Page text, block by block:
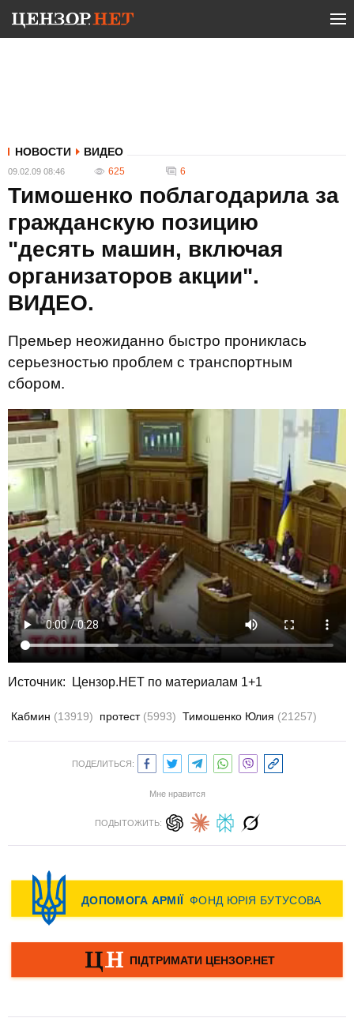
НОВОСТИ ВИДЕО
09.02.09 08:46 625 6
Тимошенко поблагодарила за
гражданскую позицию
"десять машин, включая
организаторов акции".
ВИДЕО.
Премьер неожиданно быстро прониклась
серьезностью проблем с транспортным
сбором.
Источник: Цензор.НЕТ по материалам 1+1
Кабмин (13919) протест (5993) Тимошенко Юлия (21257)
ПОДЕЛИТЬСЯ:
Мне нравится
ПОДЫТОЖИТЬ: